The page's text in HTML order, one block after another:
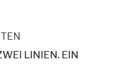
LINIEN. EIN